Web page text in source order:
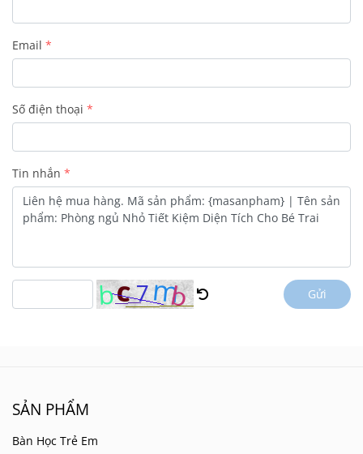
Email
Số điện thoại
Tin nhắn
Gửi
SẢN PHẨM
Bàn Học Trẻ Em